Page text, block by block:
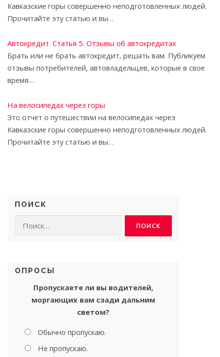
Кавказские горы совершенно неподготовленных людей.
Прочитайте эту статью и вы…
Автокредит. Статья 5. Отзывы об автокредитах
Брать или не брать автокредит, решать вам. Публикуем
отзывы потребителей, автовладельцев, которые в свое
время…
На велосипедах через горы
Это отчет о путешествии на велосипедах через
Кавказские горы совершенно неподготовленных людей.
Прочитайте эту статью и вы…
ПОИСК
ОПРОСЫ
Пропускаете ли вы водителей,
моргающих вам сзади дальним
светом?
Обычно пропускаю.
Не пропускаю.